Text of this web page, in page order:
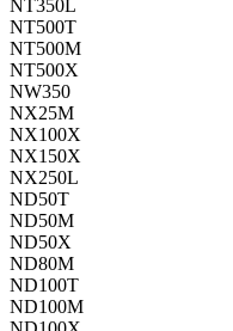
NT350L
NT500T
NT500M
NT500X
NW350
NX25M
NX100X
NX150X
NX250L
ND50T
ND50M
ND50X
ND80M
ND100T
ND100M